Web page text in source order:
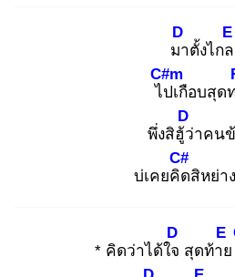
มา
D
ตั้งไกล
E
ไป
C#m
เกือบสุด
พึ่งสิฮู้ว่
D
าคน
บ่เคยคิด
C#
สิหย่า
* คิดว่าได้ใจ
D
สุดท้าย
E